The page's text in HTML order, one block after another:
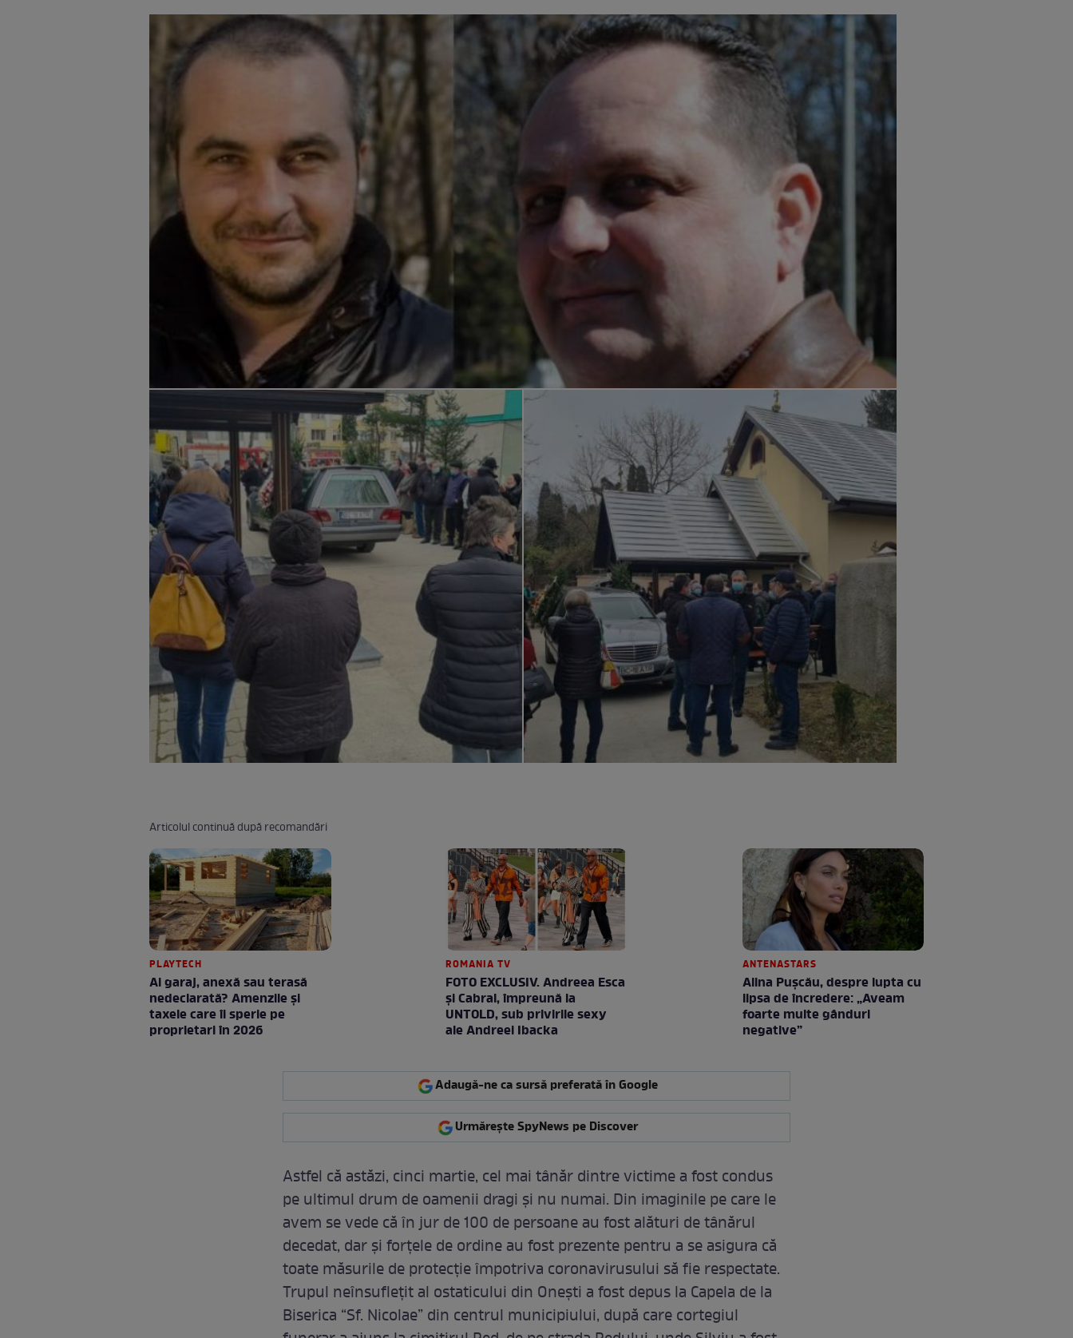
Articolul continuă după recomandări
PLAYTECH
Ai garaj, anexă sau terasă
nedeclarată? Amenzile și
taxele care îi sperie pe
proprietari în 2026
ROMANIA TV
FOTO EXCLUSIV. Andreea Esca
şi Cabral, împreună la
UNTOLD, sub privirile sexy
ale Andreei Ibacka
ANTENASTARS
Alina Pușcău, despre lupta cu
lipsa de încredere: „Aveam
foarte multe gânduri
negative”
Adaugă-ne ca sursă preferată în Google
Urmărește SpyNews pe Discover
Astfel că astăzi, cinci martie, cel mai tânăr dintre victime a fost condus
pe ultimul drum de oamenii dragi și nu numai. Din imaginile pe care le
avem se vede că în jur de 100 de persoane au fost alături de tânărul
decedat, dar și forțele de ordine au fost prezente pentru a se asigura că
toate măsurile de protecție împotriva coronavirusului să fie respectate.
Trupul neînsuflețit al ostaticului din Onești a fost depus la Capela de la
Biserica “Sf. Nicolae” din centrul municipiului, după care cortegiul